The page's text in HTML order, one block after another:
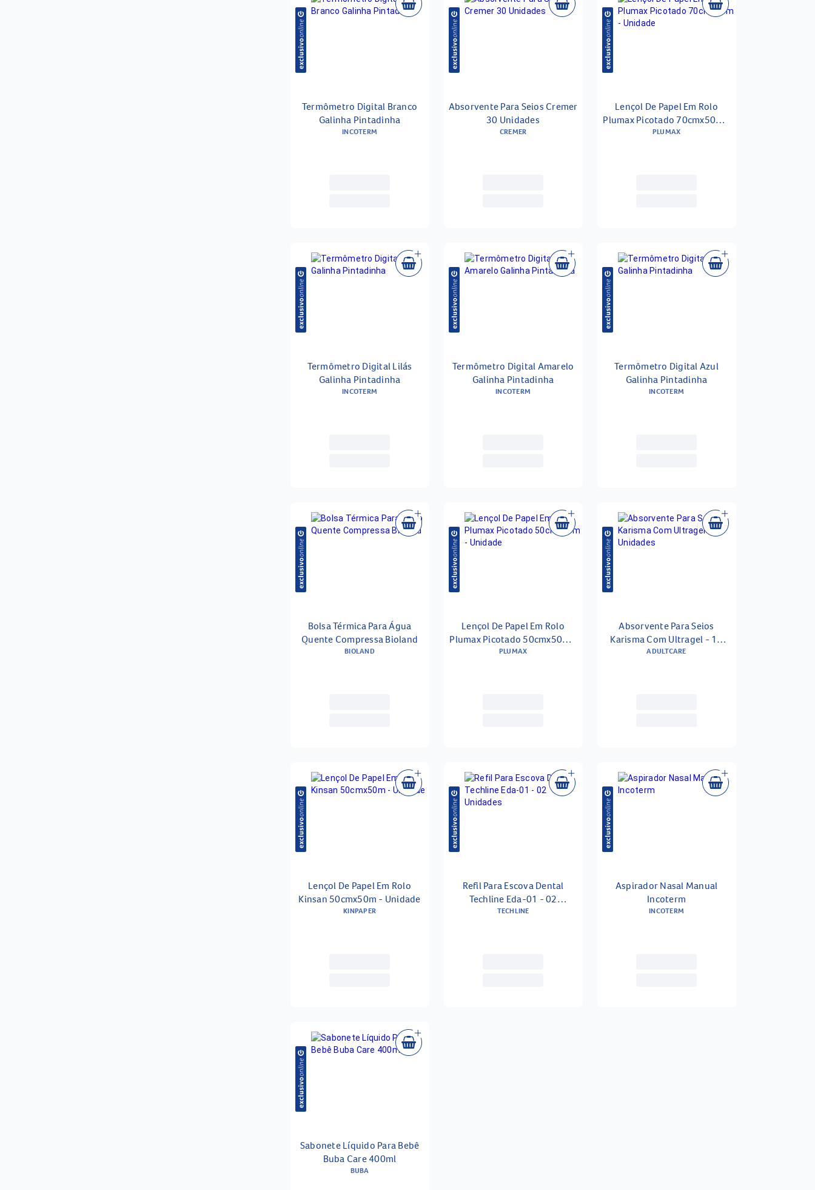
Termômetro Digital Branco
Galinha Pintadinha
INCOTERM
Absorvente Para Seios Cremer
30 Unidades
CREMER
Lençol De Papel Em Rolo
Plumax Picotado 70cmx50m -
Unidade
PLUMAX
Termômetro Digital Lilás
Galinha Pintadinha
INCOTERM
Termômetro Digital Amarelo
Galinha Pintadinha
INCOTERM
Termômetro Digital Azul
Galinha Pintadinha
INCOTERM
Bolsa Térmica Para Água
Quente Compressa Bioland
BIOLAND
Lençol De Papel Em Rolo
Plumax Picotado 50cmx50m -
Unidade
PLUMAX
Absorvente Para Seios
Karisma Com Ultragel - 12
Unidades
ADULTCARE
Lençol De Papel Em Rolo
Kinsan 50cmx50m - Unidade
KINPAPER
Refil Para Escova Dental
Techline Eda-01 - 02
Unidades
TECHLINE
Aspirador Nasal Manual
Incoterm
INCOTERM
Sabonete Líquido Para Bebê
Buba Care 400ml
BUBA